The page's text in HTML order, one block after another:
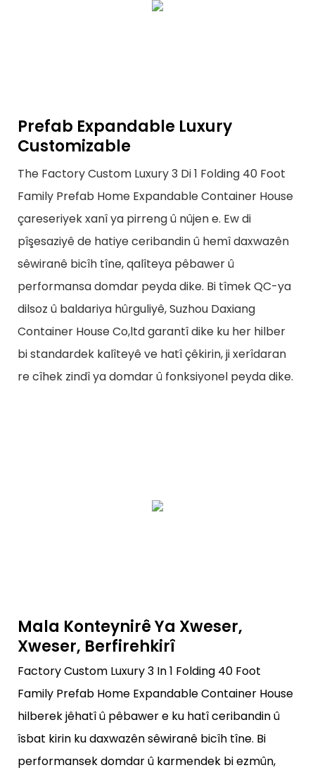
Prefab Expandable Luxury
Customizable
The Factory Custom Luxury 3 Di 1 Folding 40 Foot
Family Prefab Home Expandable Container House
çareseriyek xanî ya pirreng û nûjen e. Ew di
pîşesaziyê de hatiye ceribandin û hemî daxwazên
sêwiranê bicîh tîne, qalîteya pêbawer û
performansa domdar peyda dike. Bi tîmek QC-ya
dilsoz û baldariya hûrguliyê, Suzhou Daxiang
Container House Co,ltd garantî dike ku her hilber
bi standardek kalîteyê ve hatî çêkirin, ji xerîdaran
re cîhek zindî ya domdar û fonksiyonel peyda dike.
Mala Konteynirê Ya Xweser,
Xweser, Berfirehkirî
Factory Custom Luxury 3 In 1 Folding 40 Foot
Family Prefab Home Expandable Container House
hilberek jêhatî û pêbawer e ku hatî ceribandin û
îsbat kirin ku daxwazên sêwiranê bicîh tîne. Bi
performansek domdar û karmendek bi ezmûn,